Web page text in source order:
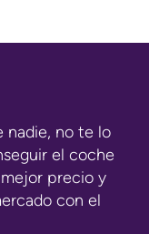
nadie, no te lo
el coche
precio y
con el